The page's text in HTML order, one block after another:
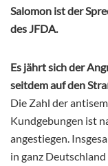
Salomon ist der
des JFDA.
Es jährt sich der
seitdem auf den
Die Zahl der
Kundgebungen ist
angestiegen.
in ganz